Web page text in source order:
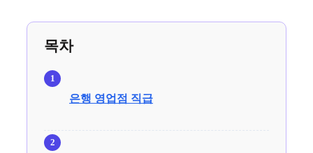
목차
은행 영업점 직급